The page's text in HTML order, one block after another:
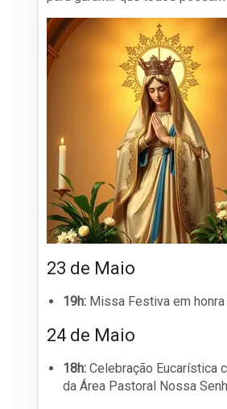
23 de Maio
19h: Missa Festiva em
24 de Maio
18h: Celebração Eucarística
da Área Pastoral Nossa